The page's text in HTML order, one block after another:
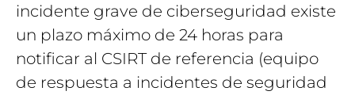
incidente grave de ciberseguridad existe
un plazo máximo de 24 horas para
notificar al CSIRT de referencia (equipo
de respuesta a incidentes de seguridad